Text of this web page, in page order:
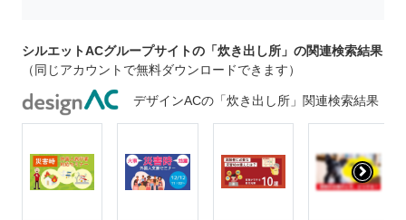
シルエットACグループサイトの「炊き出し所」の関連検索結果
（同じアカウントで無料ダウンロードできます）
デザインACの「炊き出し所」関連検索結果